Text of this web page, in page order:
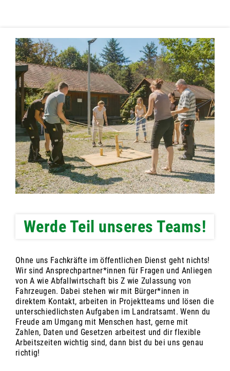
Werde Teil unseres Teams!
Ohne uns Fachkräfte im öffentlichen Dienst geht nichts!
Wir sind Ansprechpartner*innen für Fragen und Anliegen
von A wie Abfallwirtschaft bis Z wie Zulassung von
Fahrzeugen. Dabei stehen wir mit Bürger*innen in
direktem Kontakt, arbeiten in Projektteams und lösen die
unterschiedlichsten Aufgaben im Landratsamt. Wenn du
Freude am Umgang mit Menschen hast, gerne mit
Zahlen, Daten und Gesetzen arbeitest und dir flexible
Arbeitszeiten wichtig sind, dann bist du bei uns genau
richtig!